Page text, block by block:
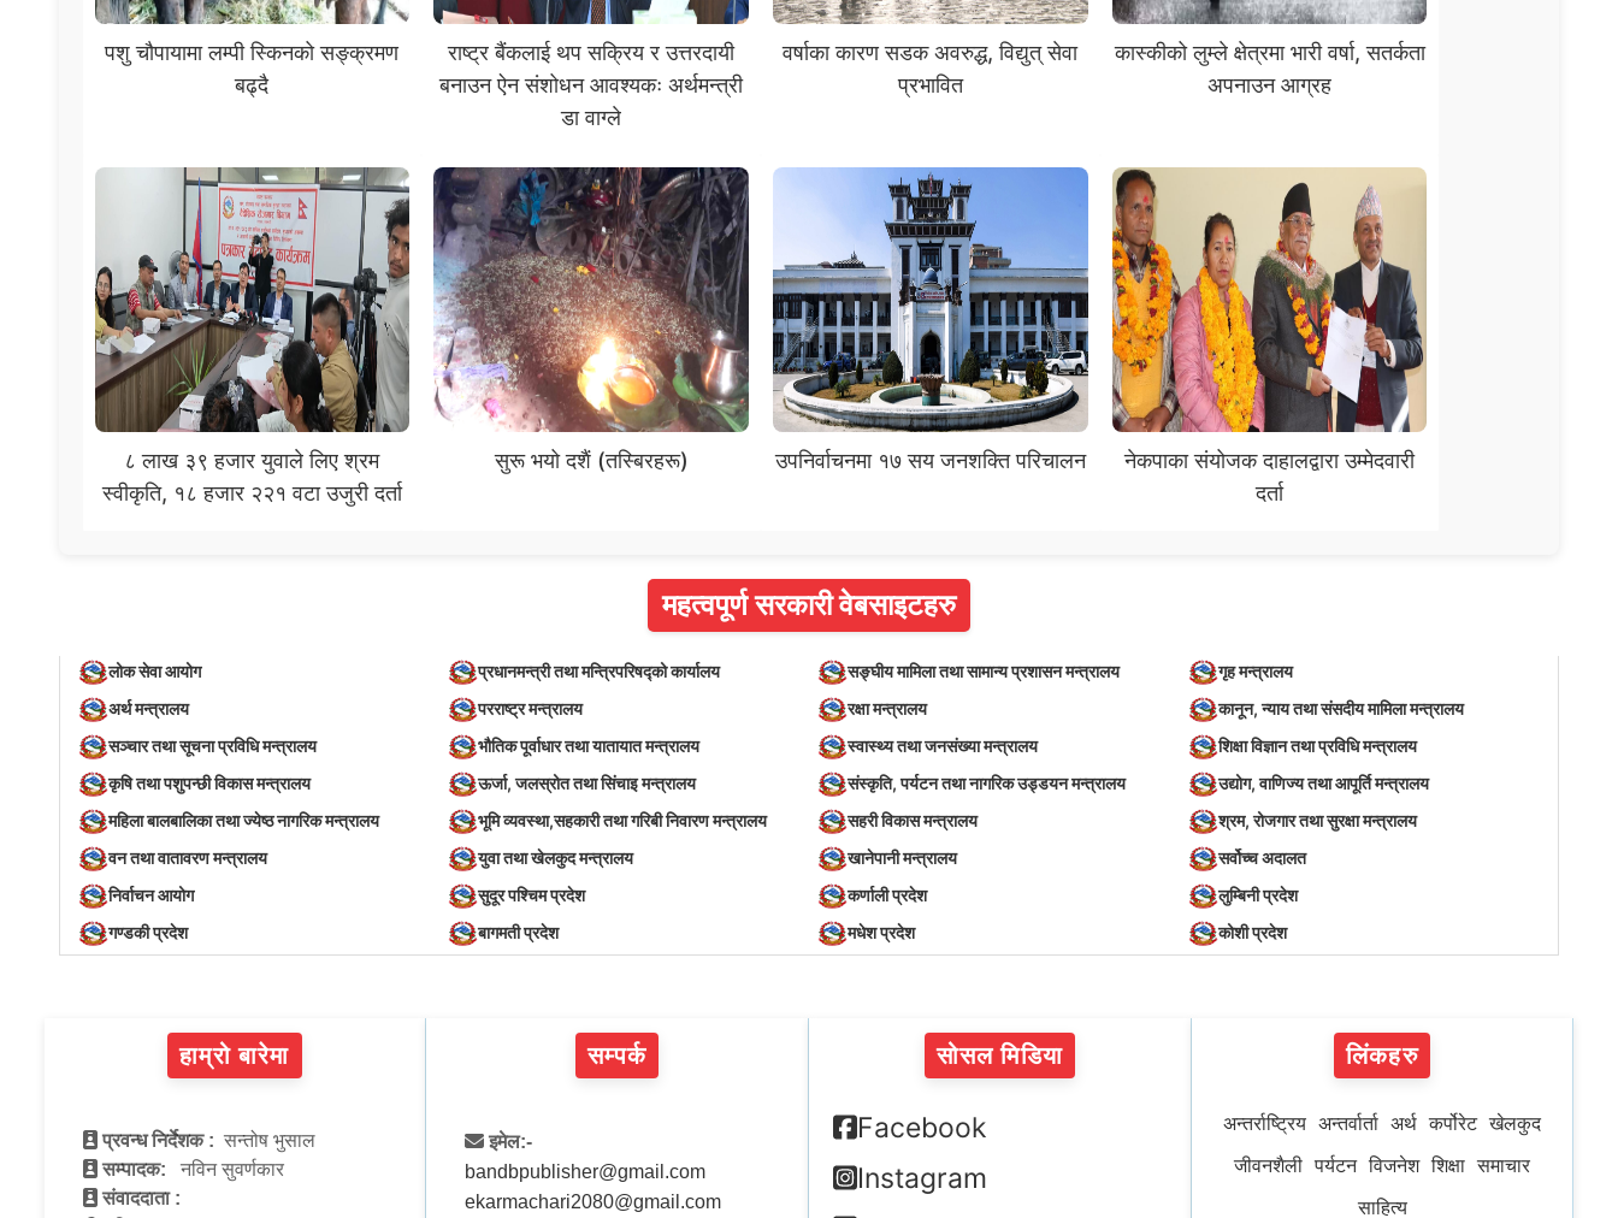
पशु चौपायामा लम्पी स्किनको सङ्क्रमण
बढ्दै
राष्ट्र बैंकलाई थप सक्रिय र उत्तरदायी
बनाउन ऐन संशोधन आवश्यकः अर्थमन्त्री
डा वाग्ले
वर्षाका कारण सडक अवरुद्ध, विद्युत् सेवा
प्रभावित
कास्कीको लुम्ले क्षेत्रमा भारी वर्षा, सतर्कता
अपनाउन आग्रह
८ लाख ३९ हजार युवाले लिए श्रम
स्वीकृति, १८ हजार २२१ वटा उजुरी दर्ता
सुरू भयो दशैं (तस्बिरहरू) उपनिर्वाचनमा १७ सय जनशक्ति परिचालन
नेकपाका संयोजक दाहालद्वारा उम्मेदवारी
दर्ता
महत्वपूर्ण सरकारी वेबसाइटहरु
लोक सेवा आयोग प्रधानमन्त्री तथा मन्त्रिपरिषद्को कार्यालय सङ्घीय मामिला तथा सामान्य प्रशासन मन्त्रालय
गृह मन्त्रालय
अर्थ मन्त्रालय
परराष्ट्र मन्त्रालय रक्षा मन्त्रालय
कानून, न्याय तथा संसदीय मामिला मन्त्रालय
सञ्‍चार तथा सूचना प्रविधि मन्त्रालय
भौतिक पूर्वाधार तथा यातायात मन्त्रालय स्वास्थ्य तथा जनसंख्या मन्त्रालय
शिक्षा विज्ञान तथा प्रविधि मन्त्रालय
कृषि तथा पशुपन्छी विकास मन्त्रालय
ऊर्जा, जलस्रोत तथा सिंचाइ मन्त्रालय संस्कृति, पर्यटन तथा नागरिक उड्डयन मन्त्रालय
उद्योग, वाणिज्य तथा आपूर्ति मन्त्रालय
महिला बालबालिका तथा ज्येष्ठ नागरिक मन्त्रालय
भूमि व्यवस्था,सहकारी तथा गरिबी निवारण मन्त्रालय सहरी विकास मन्त्रालय
श्रम, रोजगार तथा सुरक्षा मन्त्रालय
वन तथा वातावरण मन्त्रालय
युवा तथा खेलकुद मन्त्रालय खानेपानी मन्त्रालय
सर्वोच्च अदालत
निर्वाचन आयोग
सुदूर पश्चिम प्रदेश कर्णाली प्रदेश
लुम्बिनी प्रदेश
गण्डकी प्रदेश
बागमती प्रदेश मधेश प्रदेश कोशी प्रदेश
हाम्रो बारेमा
प्रवन्ध निर्देशक : सन्तोष भुसाल
सम्पादक:
नविन सुवर्णकार
संवाददाता :
सम्पर्क
इमेल:-
bandbpublisher@gmail.com
ekarmachari2080@gmail.com
सोसल मिडिया
Facebook
Instagram
लिंकहरु
अन्तर्राष्ट्रिय अन्तर्वार्ता अर्थ कर्पोरेट खेलकुद
जीवनशैली पर्यटन विजनेश शिक्षा समाचार
साहित्य